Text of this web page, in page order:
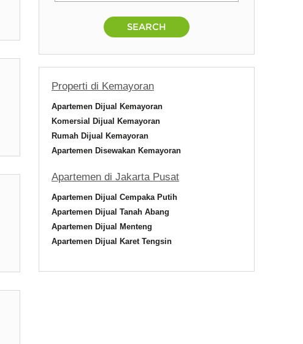
PPJB
SEARCH
Properti di Kemayoran
Apartemen Dijual Kemayoran
Komersial Dijual Kemayoran
Rumah Dijual Kemayoran
Apartemen Disewakan Kemayoran
Apartemen di Jakarta Pusat
Apartemen Dijual Cempaka Putih
Apartemen Dijual Tanah Abang
Apartemen Dijual Menteng
Apartemen Dijual Karet Tengsin